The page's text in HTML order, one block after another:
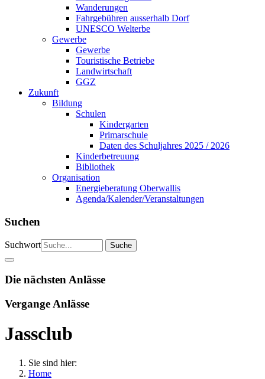
Wanderungen
Fahrgebühren ausserhalb Dorf
UNESCO Welterbe
Gewerbe
Gewerbe
Touristische Betriebe
Landwirtschaft
GGZ
Zukunft
Bildung
Schulen
Kindergarten
Primarschule
Daten des Schuljahres 2025 / 2026
Kinderbetreuung
Bibliothek
Organisation
Energieberatung Oberwallis
Agenda/Kalender/Veranstaltungen
Suchen
Suchwort
Die nächsten Anlässe
Vergange Anlässe
Jassclub
Sie sind hier:
Home